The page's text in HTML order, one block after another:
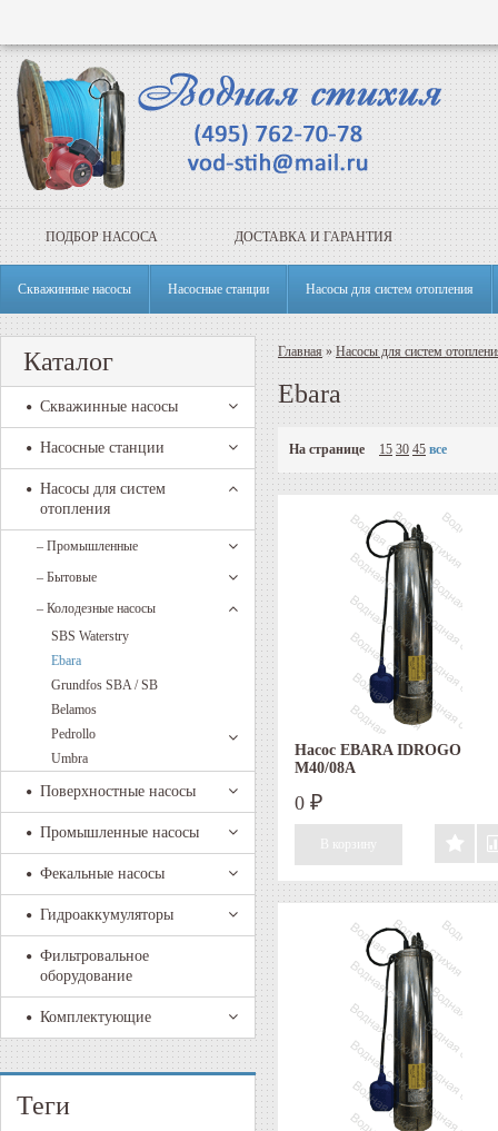
ПОДБОР НАСОСА ДОСТАВКА И ГАРАНТИЯ
Скважинные насосы Насосные станции Насосы для систем отопления
Каталог
Скважинные насосы
Насосные станции
Насосы для систем
отопления
– Промышленные
– Бытовые
– Колодезные насосы
SBS Waterstry
Ebara
Grundfos SBA / SB
Belamos
Pedrollo
Umbra
Поверхностные насосы
Промышленные насосы
Фекальные насосы
Гидроаккумуляторы
Фильтровальное
оборудование
Комплектующие
Теги
Главная»Насосы для систем
Ebara
На странице 15 30 45 все
Насос EBARA IDROGO
M40/08A
0 ₽